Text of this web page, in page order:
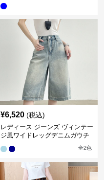
¥6,520 (税込)
レディース ジーンズ ヴィンテー
ジ風ワイドレッグデニムガウチ
全2色